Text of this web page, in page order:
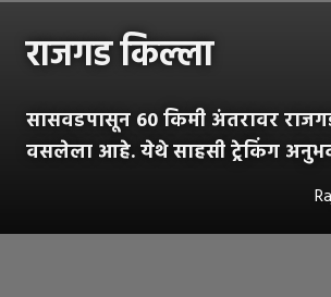
राजगड किल्ला
सासवडपासून 60 किमी अंतरावर
वसलेला आहे. येथे साहसी ट्रेकिंग